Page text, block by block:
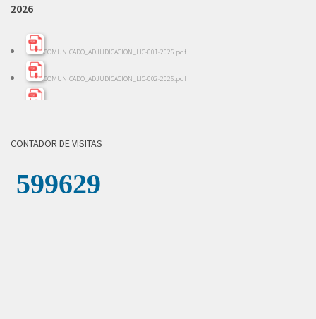
2026
COMUNICADO_ADJUDICACION_LIC-001-2026.pdf
COMUNICADO_ADJUDICACION_LIC-002-2026.pdf
LICITACION_DE_OFERTAS__001-_2026.pdf
CONTADOR DE VISITAS